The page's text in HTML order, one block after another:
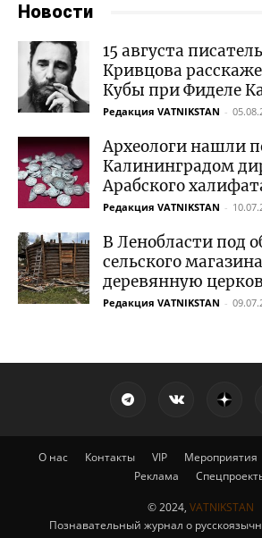
Новости
15 августа
Кривцова
Кубы при Фиделе
Редакция VATNIKSTAN -
Археологи нашли
Калининградом
Арабского
Редакция VATNIKSTAN -
В Ленобласти под
сельского
деревянную
Редакция VATNIKSTAN -
О нас Контакты VIP Мероприятия
Реклама
© 2024, VATNIKSTAN
Познавательный журнал о